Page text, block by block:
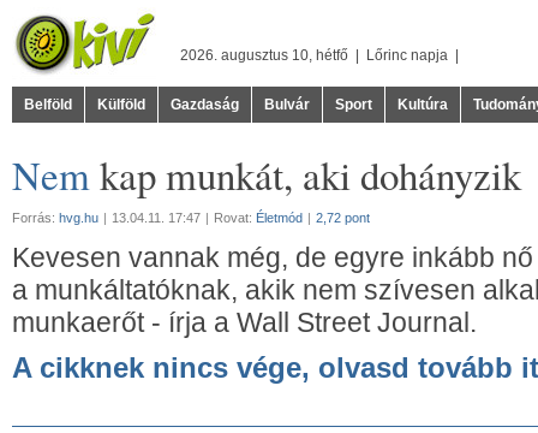
2026. augusztus 10, hétfő | Lőrinc napja |
Belföld Külföld Gazdaság Bulvár Sport Kultúra
Nemkap munkát, aki dohányzik
Forrás: hvg.hu | 13.04.11. 17:47 | Rovat: Életmód | 2,72 pont
Kevesen vannak még, de egyre inkább
a munkáltatóknak, akik nem szívesen
munkaerőt - írja a Wall Street Journal.
A cikknek nincs vége, olvasd tovább